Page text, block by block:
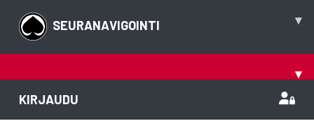
SEURANAVIGOINTI ▾
▾
KIRJAUDU